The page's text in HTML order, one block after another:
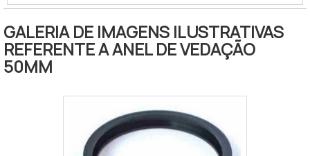
determinadas pré-condições
também é possível uma aplicação
como elemento de vedação
dinâmico em movimentos axiais,
o’rings são encontrados nos mais
variados tipos de materiais e
durezas, dependendo somente de
sua aplicação. Os anéis O’rings são
GALERIA DE IMAGENS ILUSTRATIVAS
REFERENTE A ANEL DE VEDAÇÃO
50MM